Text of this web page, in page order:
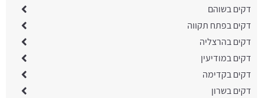
דקים בשוהם
דקים בפתח תקווה
דקים בהרצליה
דקים במודיעין
דקים בקדימה
דקים בשרון